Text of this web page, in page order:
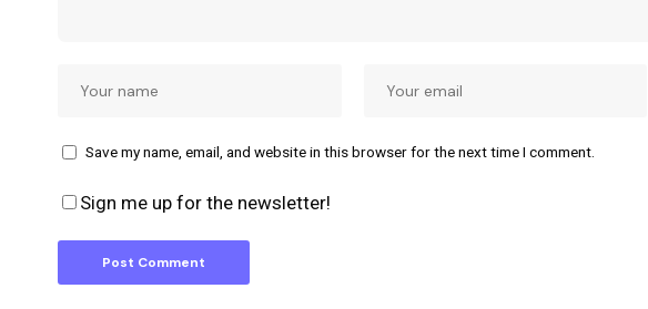
Save my name, email, and website in this browser for the next time I comment.
Sign me up for the newsletter!